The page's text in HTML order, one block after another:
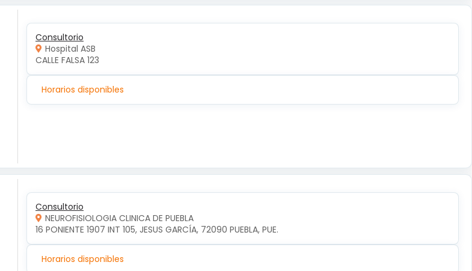
Consultorio
Hospital ASB
CALLE FALSA 123
Horarios disponibles
Consultorio
NEUROFISIOLOGIA CLINICA DE PUEBLA
16 PONIENTE 1907 INT 105, JESUS GARCÍA, 72090 PUEBLA, PUE.
Horarios disponibles